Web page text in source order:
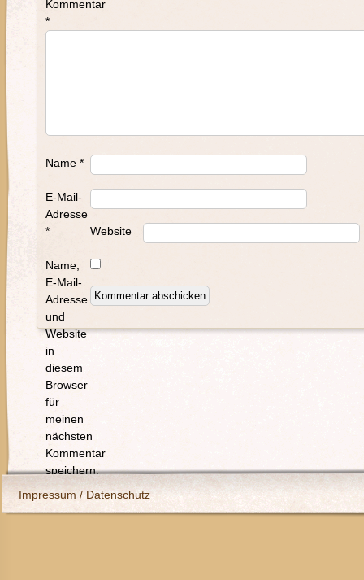
Kommentar
*
Name *
E-Mail-
Adresse
*
Website
Name,
E-Mail-
Adresse
und
Website
in
diesem
Browser
für
meinen
nächsten
Kommentar
speichern.
Impressum / Datenschutz